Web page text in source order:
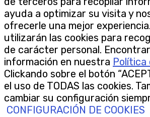
ayuda a optimizar su visita y
ofrecerle una mejor
utilizarán las cookies para
de carácter personal.
información en nuestra Política
Clickando sobre el botón
el uso de TODAS las cookies.
cambiar su configuración
CONFIGURACIÓN DE COOKIES